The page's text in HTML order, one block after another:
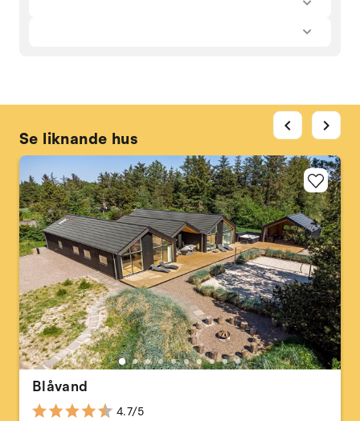
Se liknande hus
Blåvand
4.7/5
chevron_left chevron_right